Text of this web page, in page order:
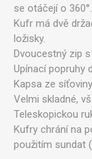
se otáčejí o
Kufr má dvě
ložisky.
Dvoucestný zip
Upínací popruhy
Kapsa ze
Velmi skladné,
Teleskopickou
Kufry chrání na
použitím sundat